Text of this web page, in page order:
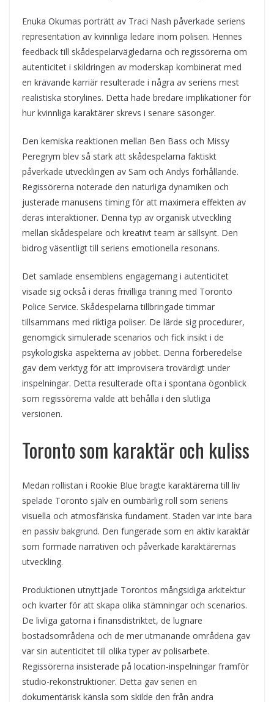
Enuka Okumas porträtt av Traci Nash påverkade seriens
representation av kvinnliga ledare inom polisen. Hennes
feedback till skådespelarvägledarna och regissörerna om
autenticitet i skildringen av moderskap kombinerat med
en krävande karriär resulterade i några av seriens mest
realistiska storylines. Detta hade bredare implikationer för
hur kvinnliga karaktärer skrevs i senare säsonger.
Den kemiska reaktionen mellan Ben Bass och Missy
Peregrym blev så stark att skådespelarna faktiskt
påverkade utvecklingen av Sam och Andys förhållande.
Regissörerna noterade den naturliga dynamiken och
justerade manusens timing för att maximera effekten av
deras interaktioner. Denna typ av organisk utveckling
mellan skådespelare och kreativt team är sällsynt. Den
bidrog väsentligt till seriens emotionella resonans.
Det samlade ensemblens engagemang i autenticitet
visade sig också i deras frivilliga träning med Toronto
Police Service. Skådespelarna tillbringade timmar
tillsammans med riktiga poliser. De lärde sig procedurer,
genomgick simulerade scenarios och fick insikt i de
psykologiska aspekterna av jobbet. Denna förberedelse
gav dem verktyg för att improvisera trovärdigt under
inspelningar. Detta resulterade ofta i spontana ögonblick
som regissörerna valde att behålla i den slutliga
versionen.
Toronto som karaktär och kuliss
Medan rollistan i Rookie Blue bragte karaktärerna till liv
spelade Toronto själv en oumbärlig roll som seriens
visuella och atmosfäriska fundament. Staden var inte bara
en passiv bakgrund. Den fungerade som en aktiv karaktär
som formade narrativen och påverkade karaktärernas
utveckling.
Produktionen utnyttjade Torontos mångsidiga arkitektur
och kvarter för att skapa olika stämningar och scenarios.
De livliga gatorna i finansdistriktet, de lugnare
bostadsområdena och de mer utmanande områdena gav
var sin autenticitet till olika typer av polisarbete.
Regissörerna insisterade på location-inspelningar framför
studio-rekonstruktioner. Detta gav serien en
dokumentärisk känsla som skilde den från andra